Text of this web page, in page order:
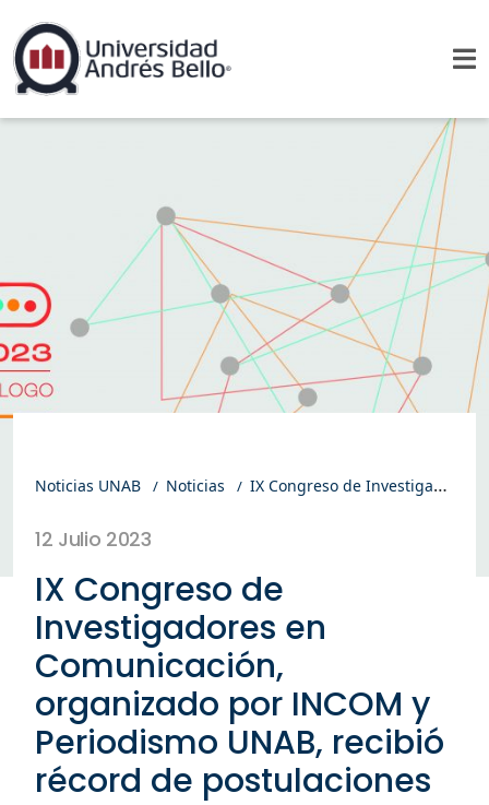
Noticias UNAB Noticias IX Congreso de Investigadores en Comunicación, organizado por INCOM y Periodismo UNAB, recibió récord de postulaciones
12 Julio 2023
IX Congreso de
Investigadores en
Comunicación,
organizado por INCOM y
Periodismo UNAB, recibió
récord de postulaciones